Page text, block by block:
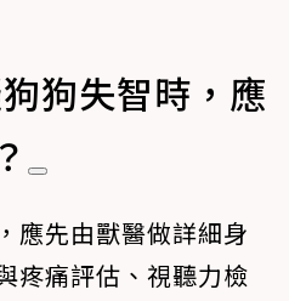
狗失智時，應
應先由獸醫做詳細身
疼痛評估、視聽力檢